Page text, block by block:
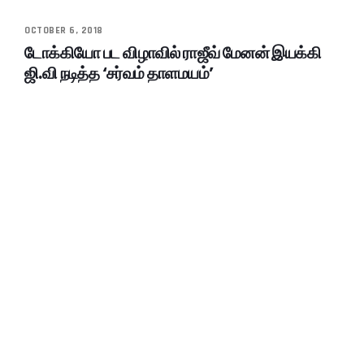
OCTOBER 6, 2018
டோக்கியோ பட விழாவில் ராஜீவ் மேனன் இயக்கி
ஜி.வி நடித்த ‘சர்வம் தாளமயம்’